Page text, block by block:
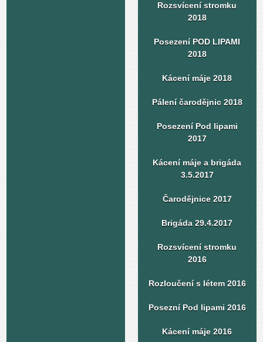
Rozsvícení stromku
2018
Posezení POD LIPAMI
2018
Kácení máje 2018
Pálení čarodějnic 2018
Posezení Pod lipami
2017
Kácení máje a brigáda
3.5.2017
Čarodějnice 2017
Brigáda 29.4.2017
Rozsvícení stromku
2016
Rozloučení s létem 2016
Posezní Pod lipami 2016
Kácení máje 2016